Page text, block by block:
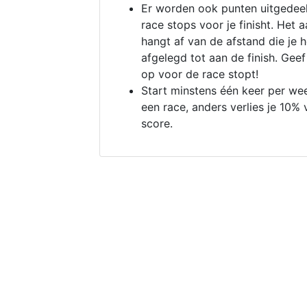
Er worden ook punten
race stops voor je finisht. Het
hangt af van de afstand die je
afgelegd tot aan de finish.
op voor de race stopt!
Start minstens één keer per
een race, anders verlies je 10%
score.